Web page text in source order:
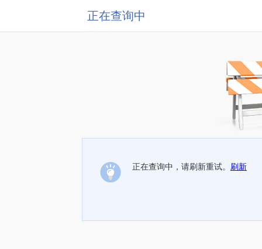
正在查询中
正在查询中，请刷新重试。 刷新